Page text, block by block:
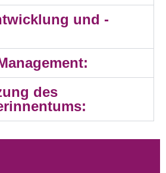
und -
des